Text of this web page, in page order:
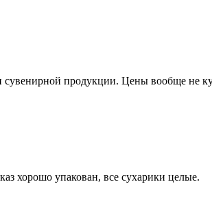
продукции. Цены вообще не
хорошо упакован, все сухарики целые.